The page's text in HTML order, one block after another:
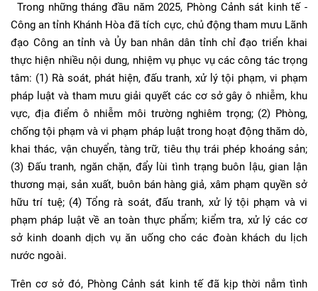
Trong những tháng đầu năm 2025, Phòng Cảnh sát kinh tế -
Công an tỉnh Khánh Hòa đã tích cực, chủ động tham mưu Lãnh
đạo Công an tỉnh và Ủy ban nhân dân tỉnh chỉ đạo triển khai
thực hiện nhiều nội dung, nhiệm vụ phục vụ các công tác trọng
tâm: (1) Rà soát, phát hiện, đấu tranh, xử lý tội phạm, vi phạm
pháp luật và tham mưu giải quyết các cơ sở gây ô nhiễm, khu
vực, địa điểm ô nhiễm môi trường nghiêm trọng; (2) Phòng,
chống tội phạm và vi phạm pháp luật trong hoạt động thăm dò,
khai thác, vận chuyển, tàng trữ, tiêu thụ trái phép khoáng sản;
(3) Đấu tranh, ngăn chặn, đẩy lùi tình trạng buôn lậu, gian lận
thương mại, sản xuất, buôn bán hàng giả, xâm phạm quyền sở
hữu trí tuệ; (4) Tổng rà soát, đấu tranh, xử lý tội phạm và vi
phạm pháp luật về an toàn thực phẩm; kiểm tra, xử lý các cơ
sở kinh doanh dịch vụ ăn uống cho các đoàn khách du lịch
nước ngoài.
Trên cơ sở đó, Phòng Cảnh sát kinh tế đã kịp thời nắm tình